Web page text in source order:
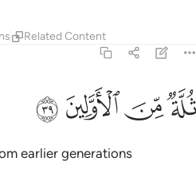
Related Content
ثلة من الاولين ٣٩
ثُلَّةٌۭ مِّنَ ٱلْأَوَّلِينَ ٣٩
ﲞﲟﲠﲡ
earlier generations